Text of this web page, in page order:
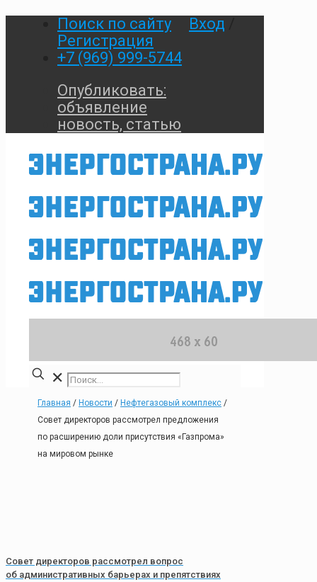
Поиск по сайту Вход
Регистрация
+7 (969) 999-5744
Опубликовать:
объявление
новость, статью
✕
Главная / Новости / Нефтегазовый комплекс /
Совет директоров рассмотрел предложения
по расширению доли присутствия «Газпрома»
на мировом рынке
Совет директоров рассмотрел вопрос
об административных барьерах и препятствиях